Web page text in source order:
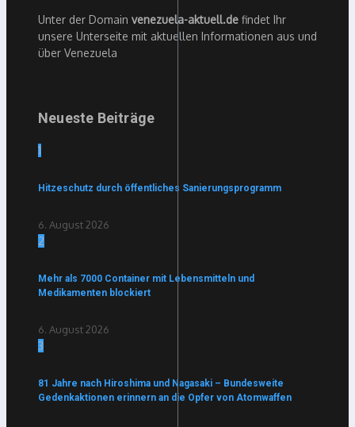
Unter der Domain venezuela-aktuell.de findet Ihr
unsere Unterseite mit aktuellen Informationen aus und
über Venezuela
Neueste Beiträge
1
Hitzeschutz durch öffentliches Sanierungsprogramm
6. August 2026
2
Mehr als 7000 Container mit Lebensmitteln und
Medikamenten blockiert
6. August 2026
3
81 Jahre nach Hiroshima und Nagasaki – Bundesweite
Gedenkaktionen erinnern an die Opfer von Atomwaffen